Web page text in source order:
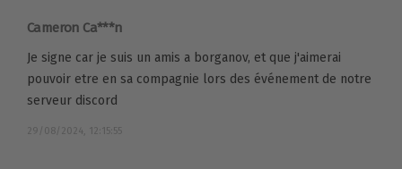
Cameron Ca***n
Je signe car je suis un amis a borganov, et que j'aimerai
pouvoir etre en sa compagnie lors des événement de notre
serveur discord
29/08/2024, 12:15:55